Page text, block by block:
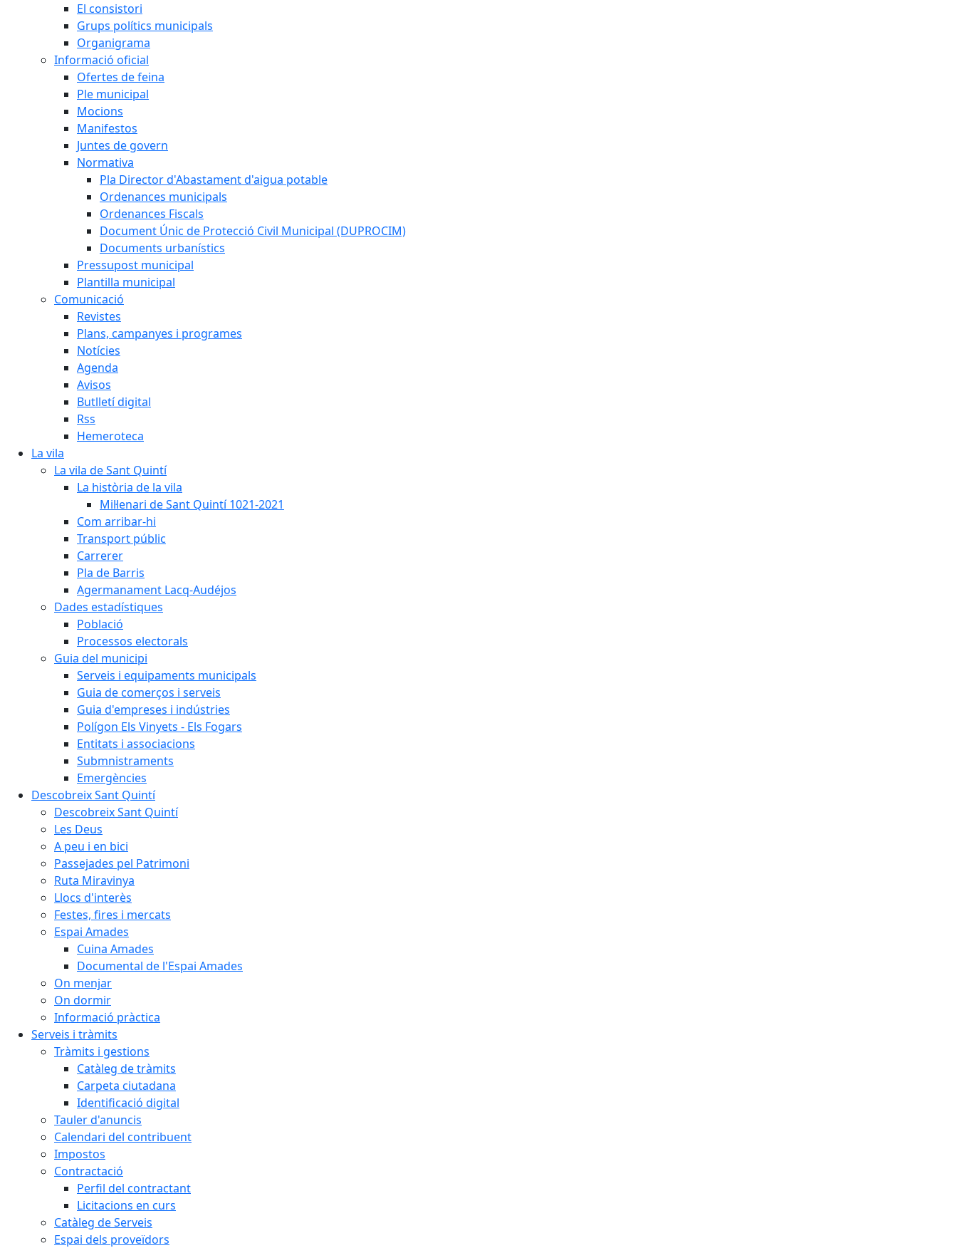
El consistori
Grups polítics municipals
Organigrama
Informació oficial
Ofertes de feina
Ple municipal
Mocions
Manifestos
Juntes de govern
Normativa
Pla Director d'Abastament d'aigua potable
Ordenances municipals
Ordenances Fiscals
Document Únic de Protecció Civil Municipal (DUPROCIM)
Documents urbanístics
Pressupost municipal
Plantilla municipal
Comunicació
Revistes
Plans, campanyes i programes
Notícies
Agenda
Avisos
Butlletí digital
Rss
Hemeroteca
La vila
La vila de Sant Quintí
La història de la vila
Mil·lenari de Sant Quintí 1021-2021
Com arribar-hi
Transport públic
Carrerer
Pla de Barris
Agermanament Lacq-Audéjos
Dades estadístiques
Població
Processos electorals
Guia del municipi
Serveis i equipaments municipals
Guia de comerços i serveis
Guia d'empreses i indústries
Polígon Els Vinyets - Els Fogars
Entitats i associacions
Submnistraments
Emergències
Descobreix Sant Quintí
Descobreix Sant Quintí
Les Deus
A peu i en bici
Passejades pel Patrimoni
Ruta Miravinya
Llocs d'interès
Festes, fires i mercats
Espai Amades
Cuina Amades
Documental de l'Espai Amades
On menjar
On dormir
Informació pràctica
Serveis i tràmits
Tràmits i gestions
Catàleg de tràmits
Carpeta ciutadana
Identificació digital
Tauler d'anuncis
Calendari del contribuent
Impostos
Contractació
Perfil del contractant
Licitacions en curs
Catàleg de Serveis
Espai dels proveïdors